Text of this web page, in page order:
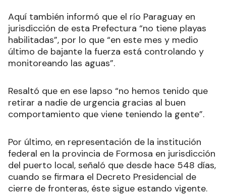
Aquí también informó que el río Paraguay en
jurisdicción de esta Prefectura “no tiene playas
habilitadas”, por lo que “en este mes y medio
último de bajante la fuerza está controlando y
monitoreando las aguas”.
Resaltó que en ese lapso “no hemos tenido que
retirar a nadie de urgencia gracias al buen
comportamiento que viene teniendo la gente”.
Por último, en representación de la institución
federal en la provincia de Formosa en jurisdicción
del puerto local, señaló que desde hace 548 días,
cuando se firmara el Decreto Presidencial de
cierre de fronteras, éste sigue estando vigente.